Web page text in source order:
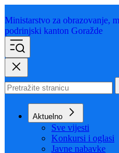
Ministarstvo za obrazovanje,
podrinjski kanton Goražde
Aktuelno